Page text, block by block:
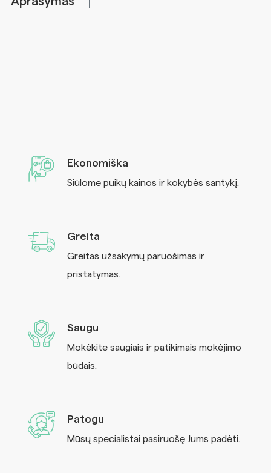
Ekonomiška
Siūlome puikų kainos ir kokybės santykį.
Greita
Greitas užsakymų paruošimas ir
pristatymas.
Saugu
Mokėkite saugiais ir patikimais mokėjimo
būdais.
Patogu
Mūsų specialistai pasiruošę Jums padėti.